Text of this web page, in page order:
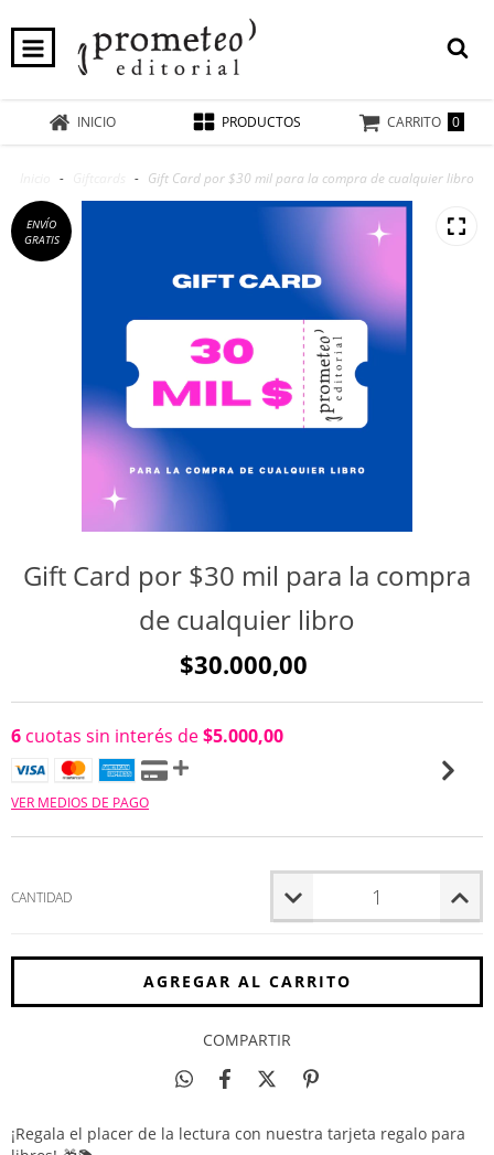
INICIO PRODUCTOS CARRITO 0
- - Gift Card por $30 mil para la compra de cualquier libro
ENVÍO
GRATIS
Gift Card por $30 mil para la compra
de cualquier libro
$30.000,00
6 cuotas sin interés de$5.000,00
VER MEDIOS DE PAGO
CANTIDAD
COMPARTIR
¡Regala el placer de la lectura con nuestra tarjeta regalo para